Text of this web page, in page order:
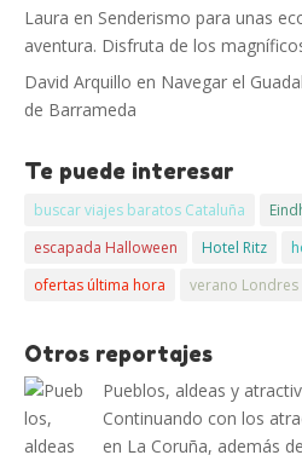
Laura en Senderismo para unas
aventura. Disfruta de los
David Arquillo en Navegar el
de Barrameda
Te puede interesar
buscar viajes baratos Cataluña
escapada Halloween
Hotel Ritz
ofertas última hora
verano Londres
Otros reportajes
Pueblos, aldeas y
Continuando con los
en La Coruña, además